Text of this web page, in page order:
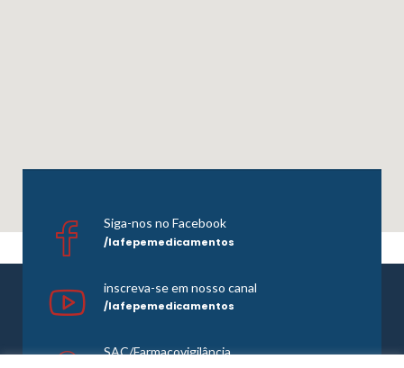
Siga-nos no Facebook
/lafepemedicamentos
inscreva-se em nosso canal
/lafepemedicamentos
SAC/Farmacovigilância